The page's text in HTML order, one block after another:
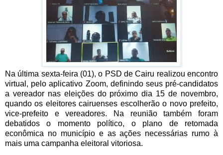
Na última sexta-feira (01), o PSD de Cairu realizou encontro
virtual, pelo aplicativo Zoom, definindo seus pré-candidatos
a vereador nas eleições do próximo dia 15 de novembro,
quando os eleitores cairuenses escolherão o novo prefeito,
vice-prefeito e vereadores. Na reunião também foram
debatidos o momento político, o plano de retomada
econômica no município e as ações necessárias rumo à
mais uma campanha eleitoral vitoriosa.